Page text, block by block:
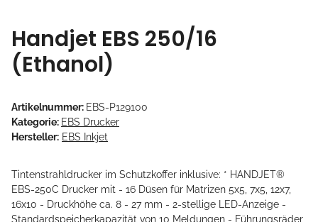
Handjet EBS 250/16
(Ethanol)
Artikelnummer: EBS-P129100
Kategorie: EBS Drucker
Hersteller: EBS Inkjet
Tintenstrahldrucker im Schutzkoffer inklusive: * HANDJET®
EBS-250C Drucker mit - 16 Düsen für Matrizen 5x5, 7x5, 12x7,
16x10 - Druckhöhe ca. 8 - 27 mm - 2-stellige LED-Anzeige -
Standardspeicherkapazität von 10 Meldungen - Führungsräder